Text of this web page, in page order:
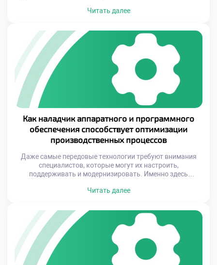
лежит не просто механическое выполнение операций, а
от специалиста гибкости ума и креативности. Обучение на
этой специальности — это не только освоение […]
Читать далее
Как наладчик аппаратного и программного
обеспечения способствует оптимизации
производственных процессов
Даже самые передовые технологии требуют внимания
специалистов, которые могут их настроить,
поддерживать и модернизировать. Именно здесь
программного обеспечения – профессионал, который
производства в единое функциональное целое. Этот
специалист становится связующим звеном между
техническими возможностями оборудования и
реальными потребностями бизнеса. Оптимизация
производственных процессов напрямую […]
Читать далее